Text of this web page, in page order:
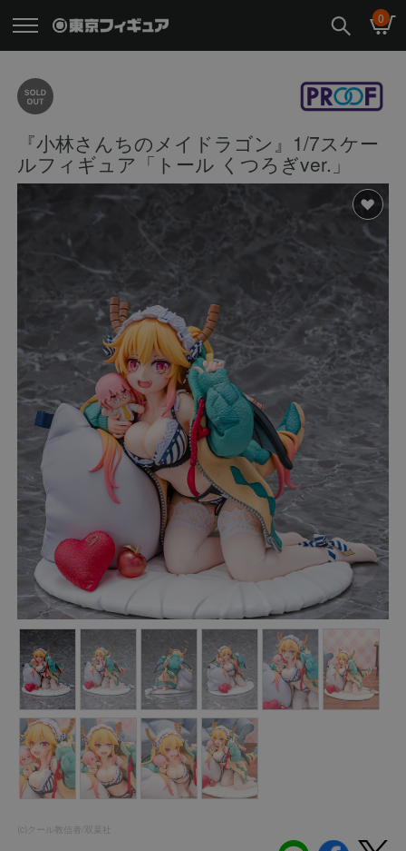
0
『小林さんちのメイドラゴン』1/7スケー
ルフィギュア「トール くつろぎver.」
(c)クール教信者/双葉社